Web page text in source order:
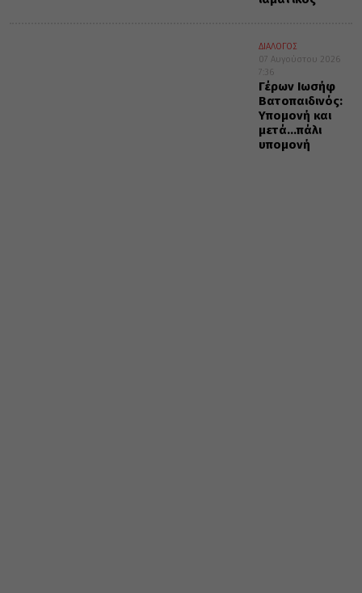
ΔΙΑΛΟΓΟΣ
07 Αυγούστου 2026
7:36
Γέρων Ιωσήφ
Βατοπαιδινός:
Υπομονή και
μετά…πάλι
υπομονή